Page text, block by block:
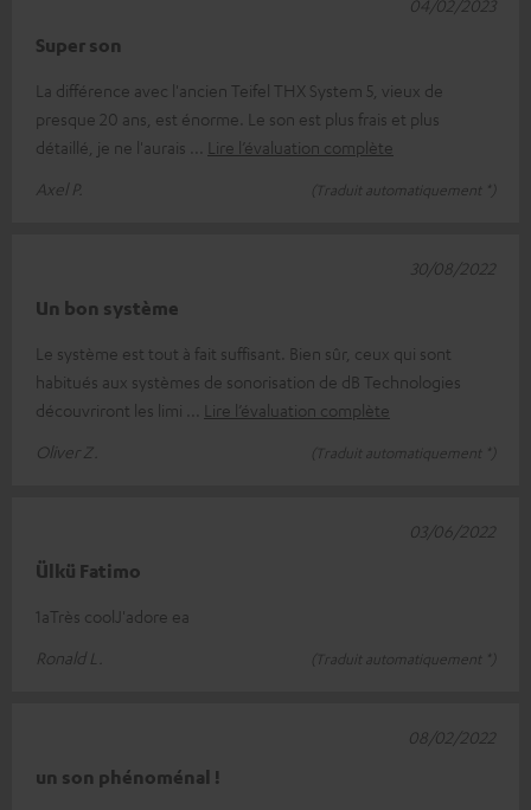
Super son
La différence avec l'ancien Teifel THX System 5, vieux de
presque 20 ans, est énorme. Le son est plus frais et plus
détaillé, je ne l'aurais
Lire l’évaluation complète
Axel P.
(Traduit automatiquement *)
04/02/2023
Un bon système
Le système est tout à fait suffisant. Bien sûr, ceux qui sont
habitués aux systèmes de sonorisation de dB Technologies
découvriront les limi
Lire l’évaluation complète
Oliver Z.
(Traduit automatiquement *)
30/08/2022
Ülkü Fatimo
1aTrès coolJ'adore ea
Ronald L.
(Traduit automatiquement *)
03/06/2022
un son phénoménal !
08/02/2022